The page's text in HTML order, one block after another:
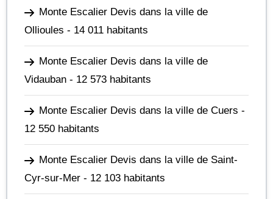
Monte Escalier Devis dans la ville de
Ollioules - 14 011 habitants
Monte Escalier Devis dans la ville de
Vidauban - 12 573 habitants
Monte Escalier Devis dans la ville de Cuers -
12 550 habitants
Monte Escalier Devis dans la ville de Saint-
Cyr-sur-Mer - 12 103 habitants